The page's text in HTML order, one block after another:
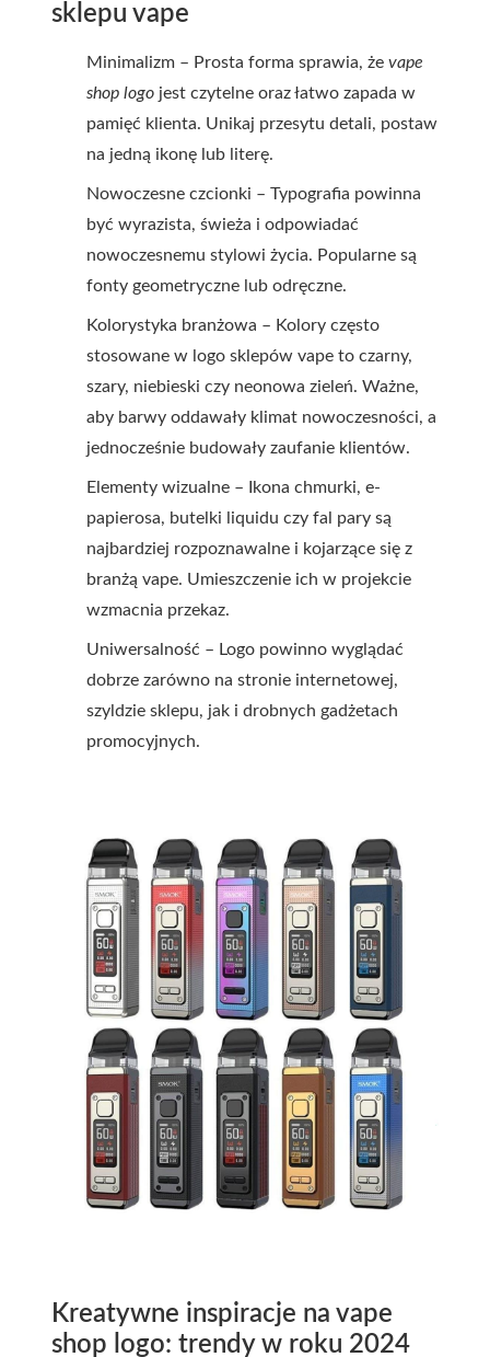
sklepu vape
Minimalizm – Prosta forma sprawia, że vape
shop logo jest czytelne oraz łatwo zapada w
pamięć klienta. Unikaj przesytu detali, postaw
na jedną ikonę lub literę.
Nowoczesne czcionki – Typografia powinna
być wyrazista, świeża i odpowiadać
nowoczesnemu stylowi życia. Popularne są
fonty geometryczne lub odręczne.
Kolorystyka branżowa – Kolory często
stosowane w logo sklepów vape to czarny,
szary, niebieski czy neonowa zieleń. Ważne,
aby barwy oddawały klimat nowoczesności, a
jednocześnie budowały zaufanie klientów.
Elementy wizualne – Ikona chmurki, e-
papierosa, butelki liquidu czy fal pary są
najbardziej rozpoznawalne i kojarzące się z
branżą vape. Umieszczenie ich w projekcie
wzmacnia przekaz.
Uniwersalność – Logo powinno wyglądać
dobrze zarówno na stronie internetowej,
szyldzie sklepu, jak i drobnych gadżetach
promocyjnych.
Kreatywne inspiracje na vape
shop logo: trendy w roku 2024